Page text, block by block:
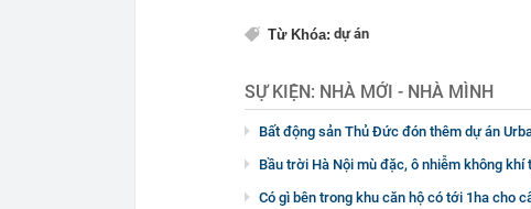
Từ Khóa: dự án
SỰ KIỆN: NHÀ MỚI - NHÀ MÌNH
Bất động sản Thủ Đức đón thêm dự án
Bầu trời Hà Nội mù đặc, ô nhiễm không
Có gì bên trong khu căn hộ có tới 1ha cho